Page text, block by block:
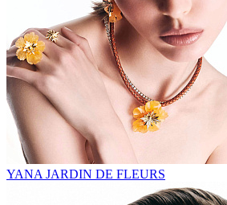
YANA JARDIN DE FLEURS